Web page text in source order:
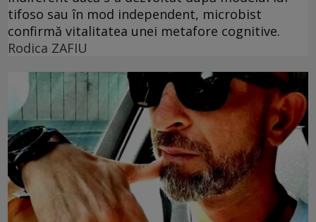
tifoso sau în mod independent, microbist
confirmă vitalitatea unei metafore cognitive.
Rodica ZAFIU